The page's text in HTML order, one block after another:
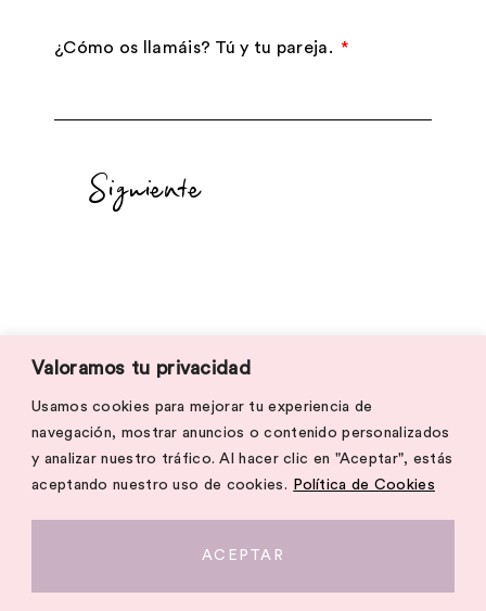
Valoramos tu privacidad
Usamos cookies para mejorar tu experiencia de
navegación, mostrar anuncios o contenido personalizados
y analizar nuestro tráfico. Al hacer clic en "Aceptar", estás
aceptando nuestro uso de cookies.
Política de Cookies
ACEPTAR
¿Cómo os llamáis? Tú y tu pareja.
Siguiente